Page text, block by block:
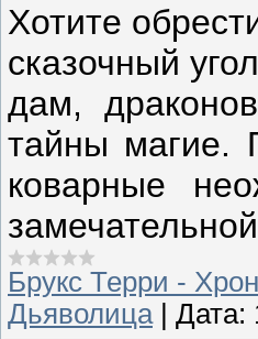
Хотите
сказочный
дам,
тайны магие.
коварные
Брукс Терри -
Дьяволица| Дата: